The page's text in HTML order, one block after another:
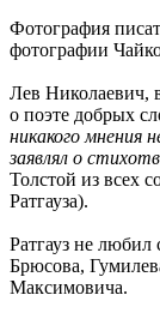
Фотография
фотографии
Лев Николаевич,
о поэте добрых
никакого мнения
заявлял о
Толстой из всех
Ратгауза).
Ратгауз не
Брюсова,
Максимовича.